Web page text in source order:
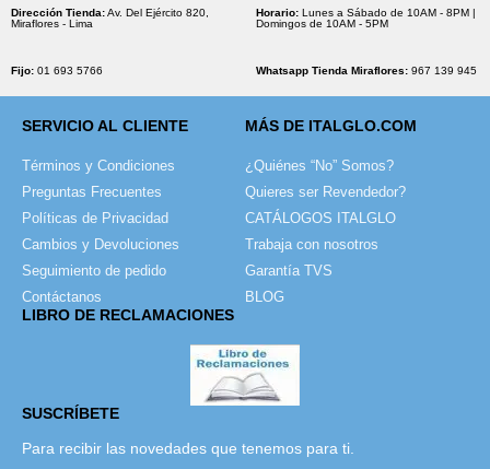
Dirección Tienda:Av. Del Ejército 820,
Miraflores - Lima
Fijo: 01 693 5766
Horario: Lunes a Sábado de 10AM - 8PM |
Domingos de 10AM - 5PM
Whatsapp Tienda Miraflores: 967 139 945
SERVICIO AL CLIENTE
Términos y Condiciones
Preguntas Frecuentes
Políticas de Privacidad
Cambios y Devoluciones
Seguimiento de pedido
Contáctanos
MÁS DE ITALGLO.COM
¿Quiénes “No” Somos?
Quieres ser Revendedor?
CATÁLOGOS ITALGLO
Trabaja con nosotros
Garantía TVS
BLOG
LIBRO DE RECLAMACIONES
SUSCRÍBETE
Para recibir las novedades que tenemos para ti.